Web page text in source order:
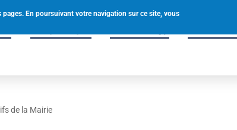
En poursuivant votre navigation sur ce site, vous
0238580049
de la Mairie